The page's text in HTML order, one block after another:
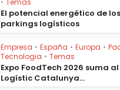
El potencial energético de los
parkings logísticos
Empresa • España • Europa •
Tecnologia • Temas
Expo FoodTech 2026 suma
Logístic Catalunya...